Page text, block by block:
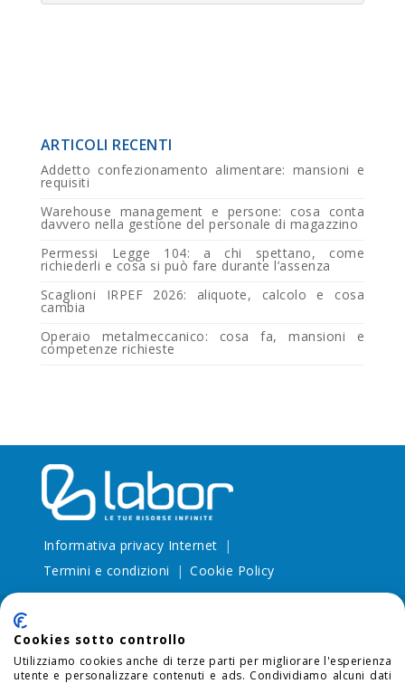
ARTICOLI RECENTI
Addetto confezionamento alimentare: mansioni e
requisiti
Warehouse management e persone: cosa conta
davvero nella gestione del personale di magazzino
Permessi Legge 104: a chi spettano, come
richiederli e cosa si può fare durante l’assenza
Scaglioni IRPEF 2026: aliquote, calcolo e cosa
cambia
Operaio metalmeccanico: cosa fa, mansioni e
competenze richieste
Informativa privacy Internet
Termini e condizioni
Cookie Policy
SEDE LEGALE:via Larga, 13 20122 Milano (MI) - P.I.
Cookies sotto controllo
Utilizziamo cookies anche di terze parti per migliorare l'esperienza
utente e personalizzare contenuti e ads. Condividiamo alcuni dati